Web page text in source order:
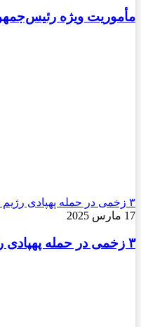
مأموریت ویژه
۳ زخمی در حمله پهپادی رژیم صهیونیستی به غزه+فیلم
17 مارس 2025
۳ زخمی در حمله پهپادی رژیم صهیونیستی به غزه+فیلم